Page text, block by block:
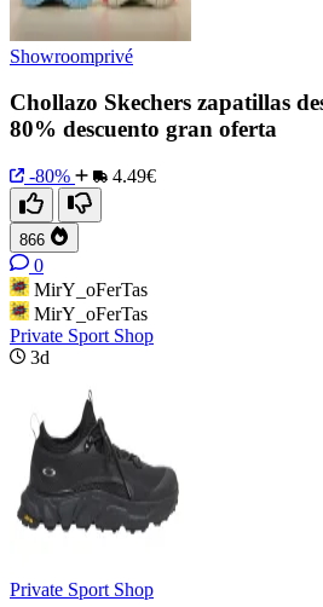
Showroomprivé
Chollazo Skechers zapatillas
80% descuento gran oferta
-80% 4.49€
866
0
MirY_oFerTas
MirY_oFerTas
Private Sport Shop
3d
Private Sport Shop